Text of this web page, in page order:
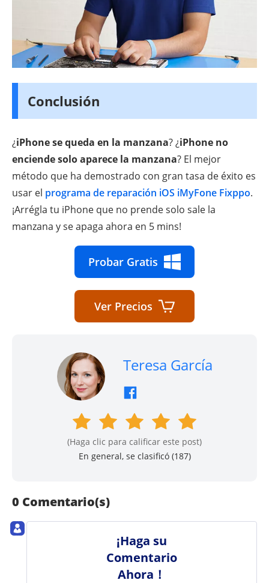
Conclusión
¿iPhone se queda en la manzana? ¿iPhone no
enciende solo aparece la manzana? El mejor
método que ha demostrado con gran tasa de éxito es
usar el programa de reparación iOS iMyFone Fixppo.
¡Arrégla tu iPhone que no prende solo sale la
manzana y se apaga ahora en 5 mins!
Probar Gratis
Ver Precios
Teresa García
(Haga clic para calificar este post)
En general, se clasificó (187)
0 Comentario(s)
¡Haga su
Comentario
Ahora！